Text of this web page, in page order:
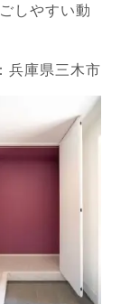
しやすい動
兵庫県三木市